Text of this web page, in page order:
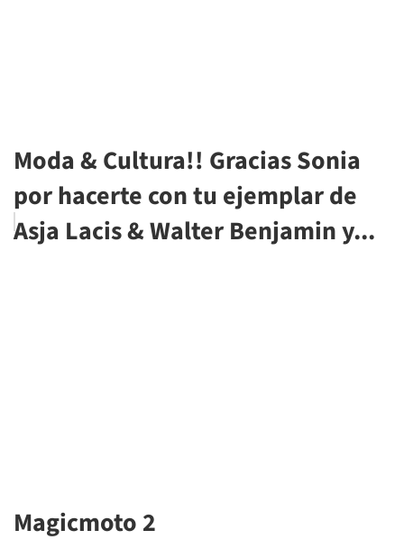
Moda & Cultura!! Gracias Sonia
por hacerte con tu ejemplar de
Asja Lacis & Walter Benjamin y...
Magicmoto 2